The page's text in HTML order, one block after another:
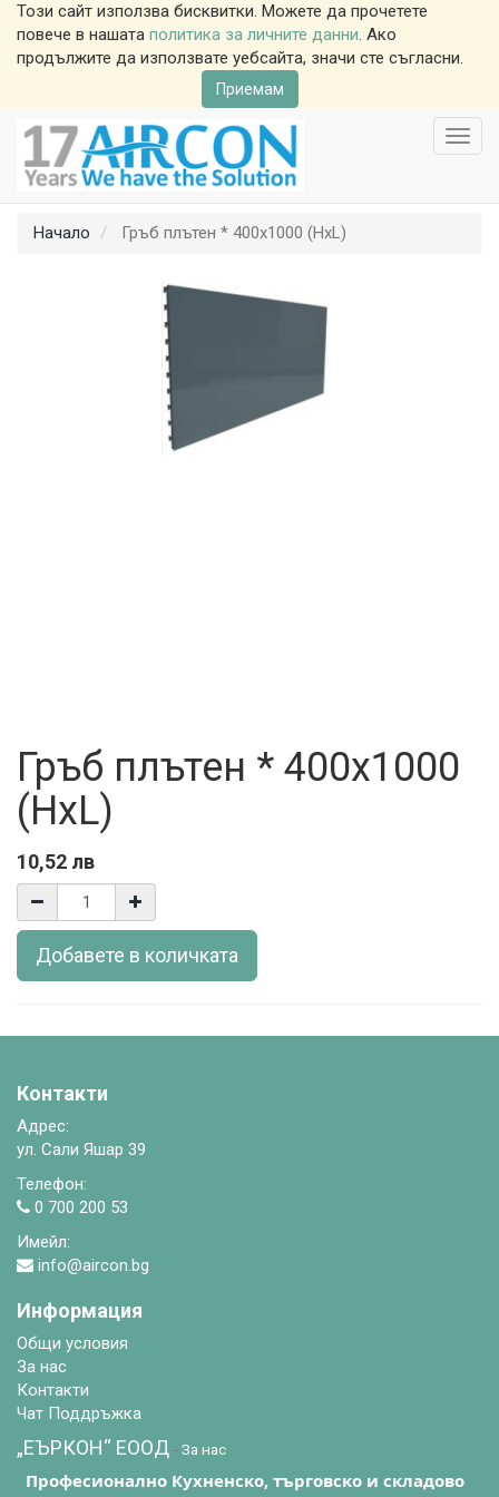
Този сайт използва бисквитки. Можете да прочетете
повече в нашата политика за личните данни. Ако
продължите да използвате уебсайта, значи сте съгласни.
Приемам
Начало Гръб плътен * 400х1000 (HxL)
Гръб плътен * 400х1000
(HxL)
10,52 лв
Добавете в количката
Контакти
Адрес:
ул. Сали Яшар 39
Телефон:
0 700 200 53
Имейл:
info@aircon.bg
Информация
Общи условия
За нас
Контакти
Чат Поддръжка
„ЕЪРКОН“ EООД - За нас
Професионално Кухненско, търговско и складово